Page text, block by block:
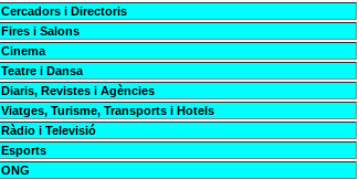
Cercadors i Directoris
Fires i Salons
Cinema
Teatre i Dansa
Diaris, Revistes i Agències
Viatges, Turisme, Transports i Hotels
Ràdio i Televisió
Esports
ONG